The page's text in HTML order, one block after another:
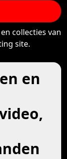
collecties van
site.
en